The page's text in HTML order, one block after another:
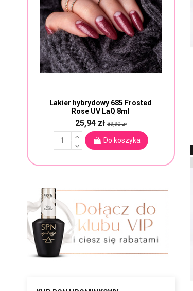
Lakier hybrydowy 685 Frosted
Rose UV LaQ 8ml
25,94 zł39,90 zł
Do koszyka